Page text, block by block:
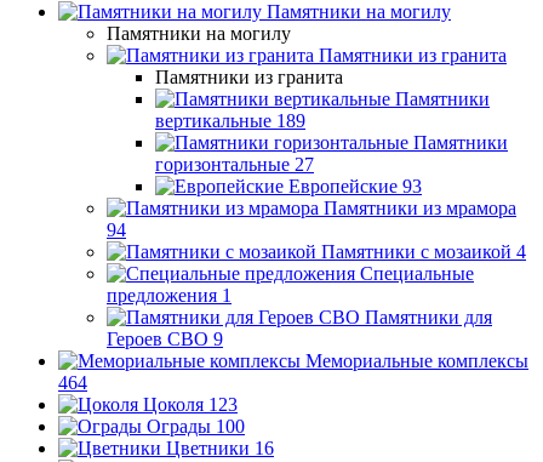
Памятники на могилу
Памятники на могилу
Памятники из гранита
Памятники из гранита
Памятники
вертикальные 189
Памятники
горизонтальные 27
Европейские 93
Памятники из мрамора
94
Памятники с мозаикой 4
Специальные
предложения 1
Памятники для
Героев СВО 9
Мемориальные комплексы
464
Цоколя 123
Ограды 100
Цветники 16